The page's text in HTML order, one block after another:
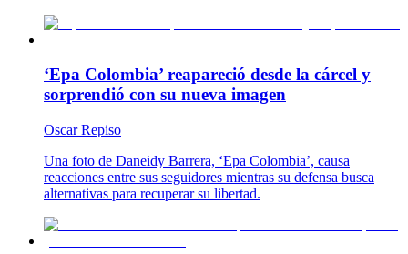
‘Epa Colombia’ reapareció desde la cárcel y
sorprendió con su nueva imagen
Oscar Repiso
Una foto de Daneidy Barrera, ‘Epa Colombia’, causa
reacciones entre sus seguidores mientras su defensa busca
alternativas para recuperar su libertad.